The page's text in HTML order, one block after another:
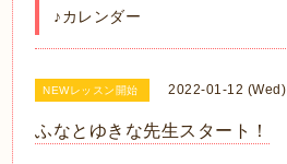
♪カレンダー
NEWレッスン開始 2022-01-12 (Wed)
ふなとゆきな先生スタート！